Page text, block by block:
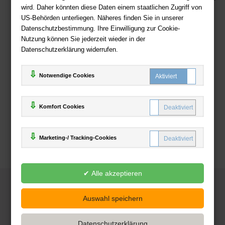
wird. Daher könnten diese Daten einem staatlichen Zugriff von
US-Behörden unterliegen. Näheres finden Sie in unserer
Datenschutzbestimmung. Ihre Einwilligung zur Cookie-
Nutzung können Sie jederzeit wieder in der
Datenschutzerklärung widerrufen.
Notwendige Cookies
Komfort Cookies
Marketing-/ Tracking-Cookies
Zahlweisen
Deutsche-Buchhandlung.de
www.deutsche-buchhandlung.de ist ein Angebot der
Handelsgesellschaft mbH
Powered by Inooga